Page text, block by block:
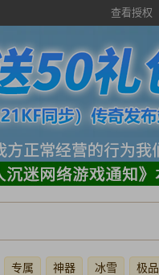
查看授权
专属 神器 冰雪 极品